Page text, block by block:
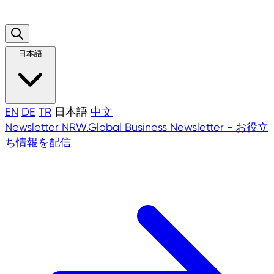
日本語
EN DE TR 日本語 中文
Newsletter NRW.Global Business Newsletter - お役立
ち情報を配信